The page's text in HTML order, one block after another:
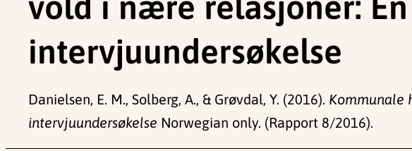
intervjuundersøkelse
Danielsen, E. M., Solberg, A., & Grøvdal, Y. (2016). Kommunale
intervjuundersøkelse Norwegian only. (Rapport 8/2016).